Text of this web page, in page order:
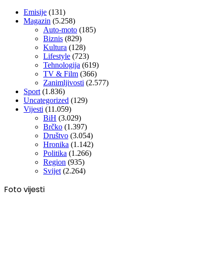
Emisije (131)
Magazin (5.258)
Auto-moto (185)
Biznis (829)
Kultura (128)
Lifestyle (723)
Tehnologija (619)
TV & Film (366)
Zanimljivosti (2.577)
Sport (1.836)
Uncategorized (129)
Vijesti (11.059)
BiH (3.029)
Brčko (1.397)
Društvo (3.054)
Hronika (1.142)
Politika (1.266)
Region (935)
Svijet (2.264)
Foto vijesti